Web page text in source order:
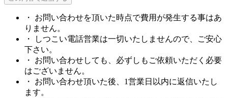
・ お問い合わせを頂いた時点で費用が発生する事はあ
りません。
・ しつこい電話営業は一切いたしませんので、ご安心
下さい。
・ お問い合わせしても、必ずしもご依頼いただく必要
はございません。
・ お問い合わせ頂いた後、1営業日以内に返信いたし
ます。